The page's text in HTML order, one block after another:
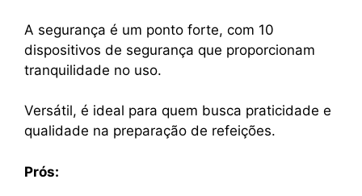
A segurança é um ponto forte, com 10
dispositivos de segurança que proporcionam
tranquilidade no uso.
Versátil, é ideal para quem busca praticidade e
qualidade na preparação de refeições.
Prós: